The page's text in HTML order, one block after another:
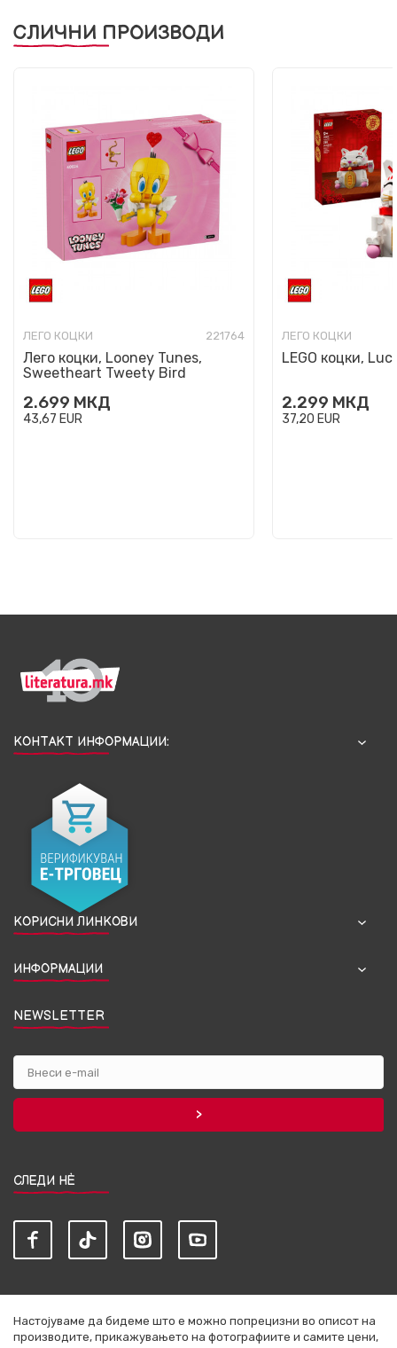
СЛИЧНИ ПРОИЗВОДИ
ЛЕГО КОЦКИ 221764
Лего коцки, Looney Tunes,
Sweetheart Tweety Bird
2.699 МКД
43,67 EUR
ЛЕГО КОЦКИ
LEGO коцки,
2.299 МКД
37,20 EUR
КОНТАКТ ИНФОРМАЦИИ:
КОРИСНИ ЛИНКОВИ
ИНФОРМАЦИИ
NEWSLETTER
СЛЕДИ НЀ
Настојуваме да бидеме што е можно попрецизни во описот на
производите, прикажувањето на фотографиите и самите цени,